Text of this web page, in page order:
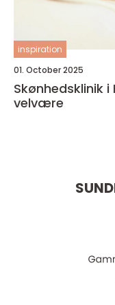
inspiration
01. October 2025
Skønhedsklinik i
velvære